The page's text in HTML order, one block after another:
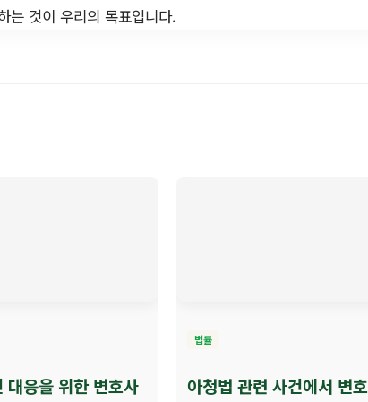
는 것이 우리의 목표입니다.
대응을 위한 변호사
법률
아청법 관련 사건에서 변